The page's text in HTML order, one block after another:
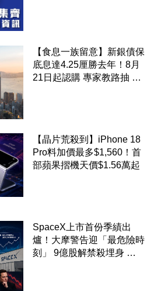
【食息一族留意】新銀債保
底息達4.25厘勝去年！8月
21日起認購 專家教路抽 20
【晶片荒殺到】iPhone 18
Pro料加價最多$1,560！首
部蘋果摺機天價$1.56萬起
SpaceX上市首份季績出
爐！大摩警告迎「最危險時
刻」 9億股解禁殺埋身 拆